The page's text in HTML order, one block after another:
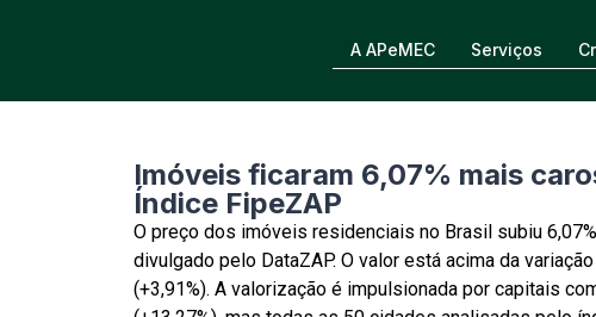
A APeMEC Serviços
Imóveis ficaram 6,07% mais
Índice FipeZAP
O preço dos imóveis residenciais no Brasil subiu
divulgado pelo DataZAP. O valor está acima da
(+3,91%). A valorização é impulsionada por capitais